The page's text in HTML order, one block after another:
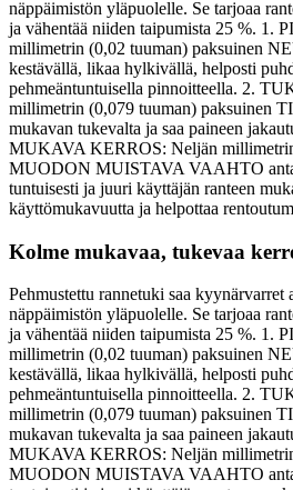
näppäimistön yläpuolelle. Se tarjoaa
ja vähentää niiden taipumista 25 %. 1.
millimetrin (0,02 tuuman) paksuinen
kestävällä, likaa hylkivällä, helposti
pehmeäntuntuisella pinnoitteella. 2.
millimetrin (0,079 tuuman) paksuinen
mukavan tukevalta ja saa paineen
MUKAVA KERROS: Neljän
MUODON MUISTAVA VAAHTO
tuntuisesti ja juuri käyttäjän ranteen
käyttömukavuutta ja helpottaa
Kolme mukavaa, tukevaa
Pehmustettu rannetuki saa kyynärvarret
näppäimistön yläpuolelle. Se tarjoaa
ja vähentää niiden taipumista 25 %. 1.
millimetrin (0,02 tuuman) paksuinen
kestävällä, likaa hylkivällä, helposti
pehmeäntuntuisella pinnoitteella. 2.
millimetrin (0,079 tuuman) paksuinen
mukavan tukevalta ja saa paineen
MUKAVA KERROS: Neljän
MUODON MUISTAVA VAAHTO